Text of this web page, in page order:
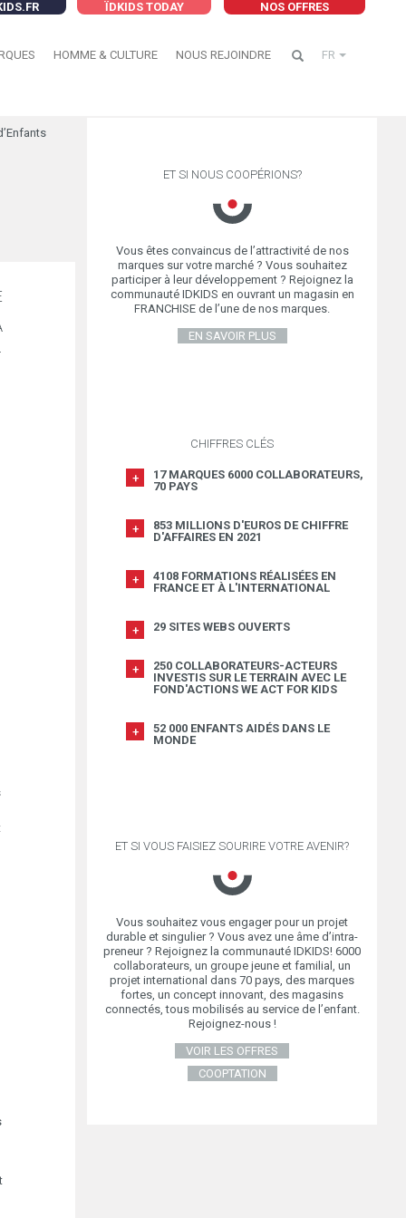
NOS OFFRES
ÏDKIDS TODAY
HOMME & CULTURE NOUS REJOINDRE FR
ET SI NOUS COOPÉRIONS?
Vous êtes convaincus de l’attractivité de nos
marques sur votre marché ? Vous souhaitez
participer à leur développement ? Rejoignez la
communauté IDKIDS en ouvrant un magasin en
FRANCHISE de l’une de nos marques.
EN SAVOIR PLUS
CHIFFRES CLÉS
17 MARQUES 6000 COLLABORATEURS,
70 PAYS
853 MILLIONS D'EUROS DE CHIFFRE
D'AFFAIRES EN 2021
4108 FORMATIONS RÉALISÉES EN
FRANCE ET À L'INTERNATIONAL
29 SITES WEBS OUVERTS
250 COLLABORATEURS-ACTEURS
INVESTIS SUR LE TERRAIN AVEC LE
FOND'ACTIONS WE ACT FOR KIDS
52 000 ENFANTS AIDÉS DANS LE
MONDE
ET SI VOUS FAISIEZ SOURIRE VOTRE AVENIR?
Vous souhaitez vous engager pour un projet
durable et singulier ? Vous avez une âme d’intra-
preneur ? Rejoignez la communauté IDKIDS! 6000
collaborateurs, un groupe jeune et familial, un
projet international dans 70 pays, des marques
fortes, un concept innovant, des magasins
connectés, tous mobilisés au service de l’enfant.
Rejoignez-nous !
VOIR LES OFFRES
COOPTATION